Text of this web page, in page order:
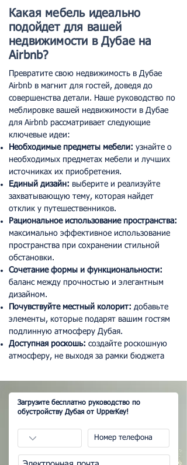
Какая мебель идеально
подойдет для вашей
недвижимости в Дубае на
Airbnb?
Превратите свою недвижимость в Дубае
Airbnb в магнит для гостей, доведя до
совершенства детали. Наше руководство по
меблировке вашей недвижимости в Дубае
для Airbnb рассматривает следующие
ключевые идеи:
Необходимые предметы мебели: узнайте о
необходимых предметах мебели и лучших
источниках их приобретения.
Единый дизайн: выберите и реализуйте
захватывающую тему, которая найдет
отклик у путешественников.
Рациональное использование пространства:
максимально эффективное использование
пространства при сохранении стильной
обстановки.
Сочетание формы и функциональности:
баланс между прочностью и элегантным
дизайном.
Почувствуйте местный колорит: добавьте
элементы, которые подарят вашим гостям
подлинную атмосферу Дубая.
Доступная роскошь: создайте роскошную
атмосферу, не выходя за рамки бюджета
Загрузите бесплатно руководство по
обустройству Дубая от UpperKey!